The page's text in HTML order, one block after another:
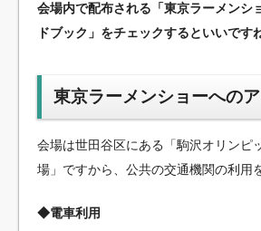
会場内で配布される「東京ラーメンシ
ドブック」をチェックするといいです
東京ラーメンショーへの
会場は世田谷区にある「駒沢オリンピ
場」ですから、公共の交通機関の利用
◆電車利用